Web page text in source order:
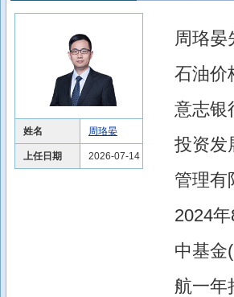
姓名 周珞晏
上任日期 2026-07-14
周珞晏
石油价
意志银
投资发
管理有
2024
中基金
航一年